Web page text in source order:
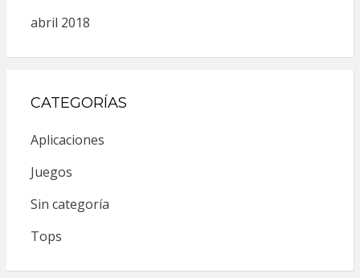
abril 2018
CATEGORÍAS
Aplicaciones
Juegos
Sin categoría
Tops